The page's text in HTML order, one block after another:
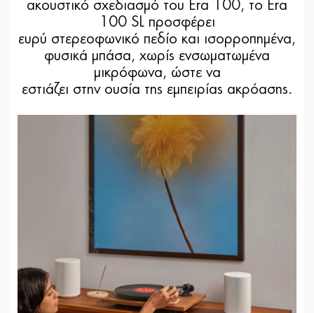
ακουστικό σχεδιασμό του Era 100, το Era
100 SL προσφέρει
ευρύ στερεοφωνικό πεδίο και ισορροπημένα,
φυσικά μπάσα, χωρίς ενσωματωμένα
μικρόφωνα, ώστε να
εστιάζει στην ουσία της εμπειρίας ακρόασης.